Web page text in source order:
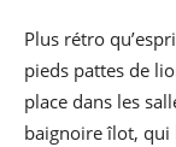
Plus rétro
pieds pattes de
place dans les
baignoire îlot, qui